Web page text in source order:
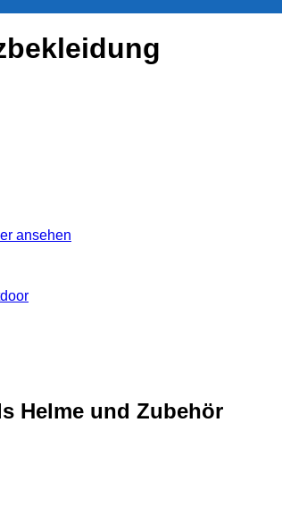
ansehen
Helme und Zubehör